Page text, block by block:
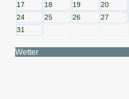
17
18 19 20
24
25 26 27
31
Wetter